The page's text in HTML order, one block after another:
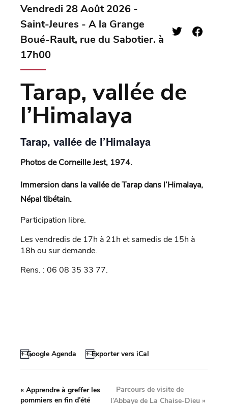
Vendredi 28 Août 2026 -
Saint-Jeures - A la Grange
Boué-Rault, rue du Sabotier. à
17h00
Tarap, vallée de
l’Himalaya
Tarap, vallée de l’Himalaya
Photos de Corneille Jest, 1974.
Immersion dans la vallée de Tarap dans l’Himalaya,
Népal tibétain.
Participation libre.
Les vendredis de 17h à 21h et samedis de 15h à
18h ou sur demande.
Rens. : 06 08 35 33 77.
+ Google Agenda + Exporter vers iCal
« Apprendre à greffer les
pommiers en fin d’été
Parcours de visite de
l’Abbaye de La Chaise-Dieu »